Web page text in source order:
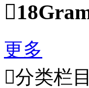

更多
分类栏目